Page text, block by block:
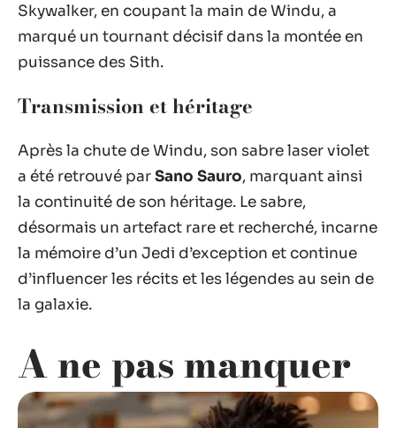
Skywalker, en coupant la main de Windu, a
marqué un tournant décisif dans la montée en
puissance des Sith.
Transmission et héritage
Après la chute de Windu, son sabre laser violet
a été retrouvé parSano Sauro, marquant ainsi
la continuité de son héritage. Le sabre,
désormais un artefact rare et recherché, incarne
la mémoire d’un Jedi d’exception et continue
d’influencer les récits et les légendes au sein de
la galaxie.
A ne pas manquer